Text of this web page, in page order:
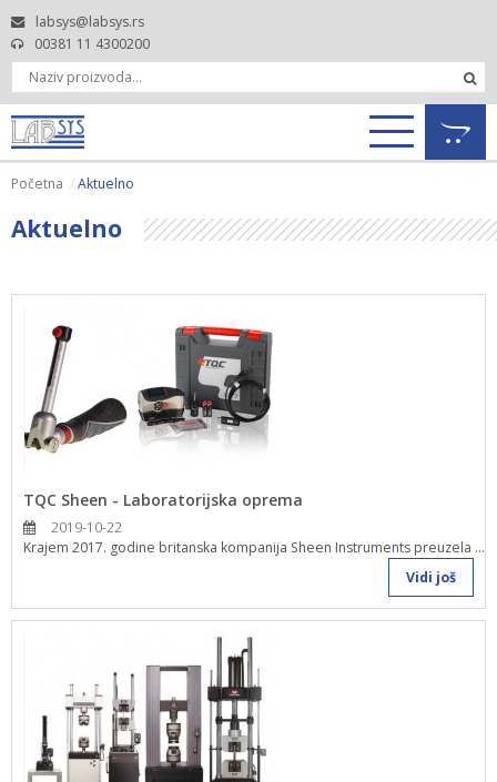
labsys@labsys.rs
00381 11 4300200
Početna Aktuelno
Aktuelno
TQC Sheen - Laboratorijska oprema
2019-10-22
Krajem 2017. godine britanska kompanija Sheen Instruments preuzela ...
Vidi još